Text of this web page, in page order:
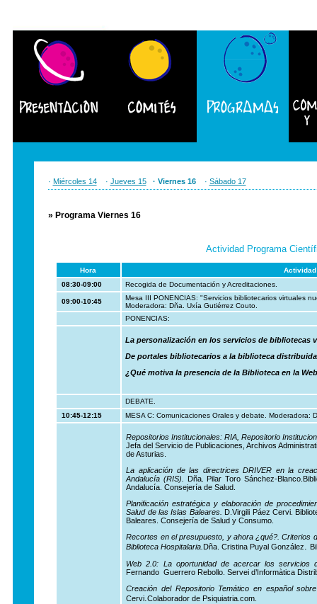
· Miércoles 14· Jueves 15· Viernes 16· Sábado 17
» Programa Viernes 16
Actividad Programa
Hora
Actividad
08:30-09:00
Recogida de Documentación y Acreditaciones.
09:00-10:45
Mesa III PONENCIAS: "Servicios bibliotecarios virtuales
Moderadora: Dña. Uxía Gutiérrez Couto.
PONENCIAS:
La personalización en los servicios de bibliotecas
De portales bibliotecarios a la biblioteca
¿Qué motiva la presencia de la Biblioteca en la
DEBATE.
10:45-12:15
MESA C: Comunicaciones Orales y debate. Moderadora:
Repositorios Institucionales: RIA, Repositorio
Jefa del Servicio de Publicaciones, Archivos
de Asturias.
La aplicación de las directrices DRIVER en la
Andalucía (RIS).
Dña. Pilar Toro Sánchez-
Andalucía. Consejería de Salud.
Planificación estratégica y elaboración de
Salud de las Islas Baleares. D.Virgili Páez Cervi.
Baleares. Consejería de Salud y Consumo.
Recortes en el presupuesto, y ahora ¿qué?. Criterios
Biblioteca Hospitalaria. Dña.Cristina Puyal González.
Web 2.0: La oportunidad de acercar los servicios
Fernando Guerrero Rebollo. Servei d’Informàtica
Creación del Repositorio Temático en español
Cervi.Colaborador de Psiquiatria.com.